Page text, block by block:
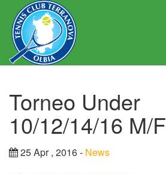
Club
Torneo Under
10/12/14/16 M/F
25 Apr , 2016 - News